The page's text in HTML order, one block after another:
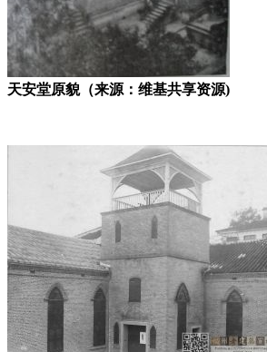
天安堂原貌（来源：维基共享资源)